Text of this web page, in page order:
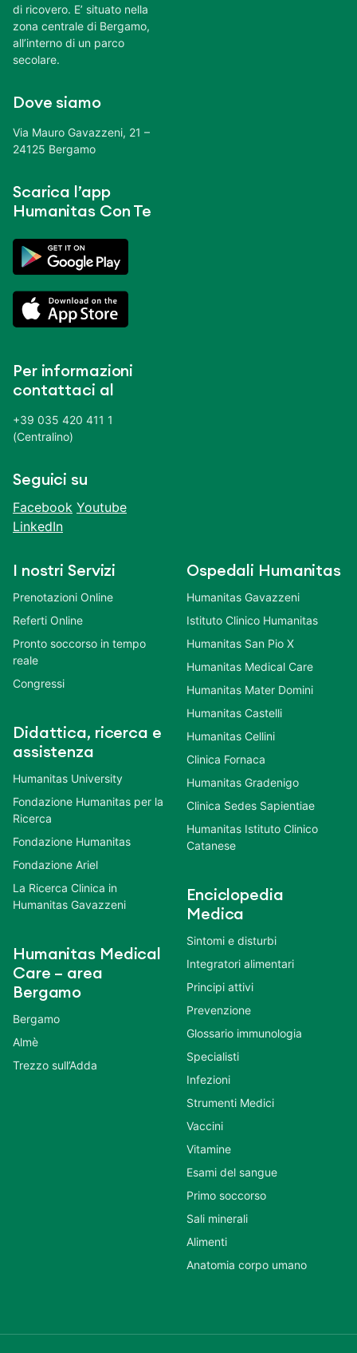
di ricovero. E’ situato nella
zona centrale di Bergamo,
all’interno di un parco
secolare.
Dove siamo
Via Mauro Gavazzeni, 21 –
24125 Bergamo
Scarica l’app
Humanitas Con Te
Per informazioni
contattaci al
+39 035 420 411 1
(Centralino)
Seguici su
Facebook Youtube
LinkedIn
I nostri Servizi
Prenotazioni Online
Referti Online
Pronto soccorso in tempo
reale
Congressi
Didattica, ricerca e
assistenza
Humanitas University
Fondazione Humanitas per la
Ricerca
Fondazione Humanitas
Fondazione Ariel
La Ricerca Clinica in
Humanitas Gavazzeni
Humanitas Medical
Care – area
Bergamo
Bergamo
Almè
Trezzo sull’Adda
Ospedali Humanitas
Humanitas Gavazzeni
Istituto Clinico Humanitas
Humanitas San Pio X
Humanitas Medical Care
Humanitas Mater Domini
Humanitas Castelli
Humanitas Cellini
Clinica Fornaca
Humanitas Gradenigo
Clinica Sedes Sapientiae
Humanitas Istituto Clinico
Catanese
Enciclopedia
Medica
Sintomi e disturbi
Integratori alimentari
Principi attivi
Prevenzione
Glossario immunologia
Specialisti
Infezioni
Strumenti Medici
Vaccini
Vitamine
Esami del sangue
Primo soccorso
Sali minerali
Alimenti
Anatomia corpo umano